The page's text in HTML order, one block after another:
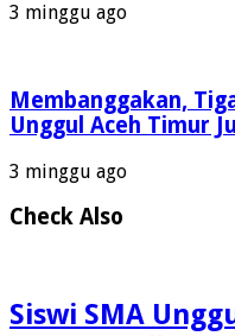
3 minggu ago
Membanggakan,
Unggul Aceh Timur
3 minggu ago
Check Also
Siswi SMA